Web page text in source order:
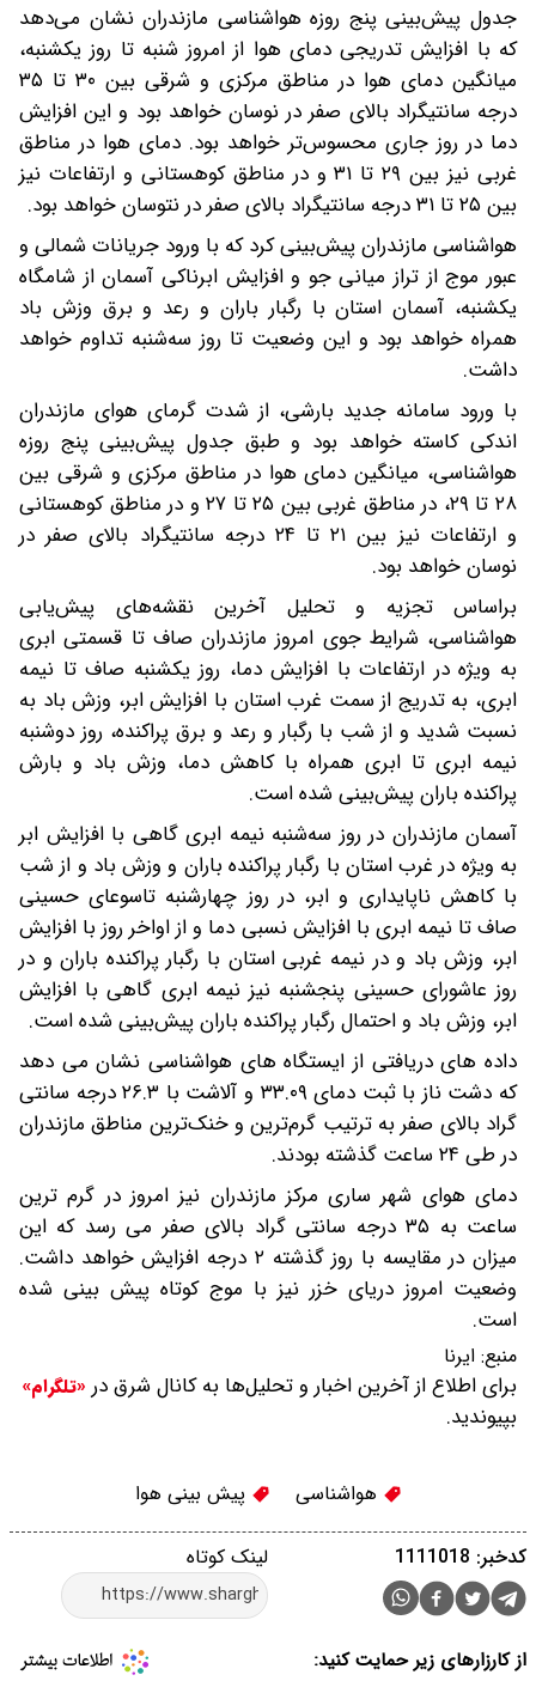
جدول پیش‌بینی پنج روزه هواشناسی مازندران نشان می‌دهد
که با افزایش تدریجی دمای هوا از امروز شنبه تا روز یکشنبه،
میانگین دمای هوا در مناطق مرکزی و شرقی بین ۳۰ تا ۳۵
درجه سانتیگراد بالای صفر در نوسان خواهد بود و این افزایش
دما در روز جاری محسوس‌تر خواهد بود. دمای هوا در مناطق
غربی نیز بین ۲۹ تا ۳۱ و در مناطق کوهستانی و ارتفاعات نیز
بین ۲۵ تا ۳۱ درجه سانتیگراد بالای صفر در نتوسان خواهد بود.
هواشناسی مازندران پیش‌بینی کرد که با ورود جریانات شمالی و
عبور موج از تراز میانی جو و افزایش ابرناکی آسمان از شامگاه
یکشنبه، آسمان استان با رگبار باران و رعد و برق وزش باد
همراه خواهد بود و این وضعیت تا روز سه‌شنبه تداوم خواهد
داشت.
با ورود سامانه جدید بارشی، از شدت گرمای هوای مازندران
اندکی کاسته خواهد بود و طبق جدول پیش‌بینی پنج روزه
هواشناسی، میانگین دمای هوا در مناطق مرکزی و شرقی بین
۲۸ تا ۲۹، در مناطق غربی بین ۲۵ تا ۲۷ و در مناطق کوهستانی
و ارتفاعات نیز بین ۲۱ تا ۲۴ درجه سانتیگراد بالای صفر در
نوسان خواهد بود.
براساس تجزیه و تحلیل آخرین نقشه‌های پیش‌یابی
هواشناسی، شرایط جوی امروز مازندران صاف تا قسمتی ابری
به ویژه در ارتفاعات با افزایش دما، روز یکشنبه صاف تا نیمه
ابری، به تدریج از سمت غرب استان با افزایش ابر، وزش باد به
نسبت شدید و از شب با رگبار و رعد و برق پراکنده، روز دوشنبه
نیمه ابری تا ابری همراه با کاهش دما، وزش باد و بارش
پراکنده باران پیش‌بینی شده است.
آسمان مازندران در روز سه‌شنبه نیمه ابری گاهی با افزایش ابر
به ویژه در غرب استان با رگبار پراکنده باران و وزش باد و از شب
با کاهش ناپایداری و ابر، در روز چهارشنبه تاسوعای حسینی
صاف تا نیمه ابری با افزایش نسبی دما و از اواخر روز با افزایش
ابر، وزش باد و در نیمه غربی استان با رگبار پراکنده باران و در
روز عاشورای حسینی پنجشنبه نیز نیمه ابری گاهی با افزایش
ابر، وزش باد و احتمال رگبار پراکنده باران پیش‌بینی شده است.
داده های دریافتی از ایستگاه های هواشناسی نشان می دهد
که دشت ناز با ثبت دمای ۳۳.۰۹ و آلاشت با ۲۶.۳ درجه سانتی
گراد بالای صفر به ترتیب گرم‌ترین و خنک‌ترین مناطق مازندران
در طی ۲۴ ساعت گذشته بودند.
دمای هوای شهر ساری مرکز مازندران نیز امروز در گرم ترین
ساعت به ۳۵ درجه سانتی گراد بالای صفر می رسد که این
میزان در مقایسه با روز گذشته ۲ درجه افزایش خواهد داشت.
وضعیت امروز دریای خزر نیز با موج کوتاه پیش بینی شده
است.
منبع: ایرنا
برای اطلاع از آخرین اخبار و تحلیل‌ها به کانال شرق در «تلگرام»
بپیوندید.
هواشناسی پیش بینی هوا
لینک کوتاه کدخبر: 1111018
از کارزارهای زیر حمایت کنید: